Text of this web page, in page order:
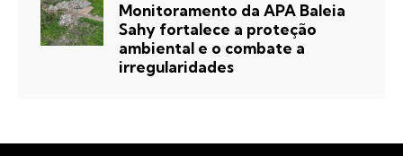
Monitoramento da APA Baleia
Sahy fortalece a proteção
ambiental e o combate a
irregularidades